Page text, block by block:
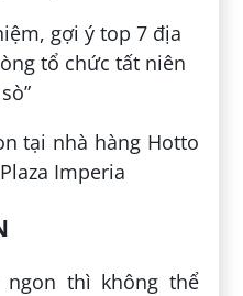
tại nhà hàng Hotto
Imperia
ngon thì không thể